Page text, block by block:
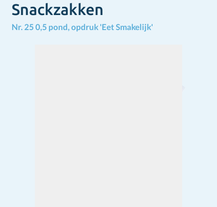
Snackzakken
Nr. 25 0,5 pond, opdruk 'Eet Smakelijk'